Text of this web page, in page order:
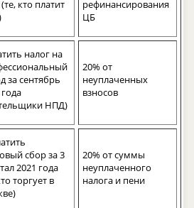
кто платит
рефинансирования
ЦБ
налог на
за сентябрь
НПД)
20% от
неуплаченных
взносов
сбор за 3
2021 года
торгует в
20% от суммы
неуплаченного
налога и пени